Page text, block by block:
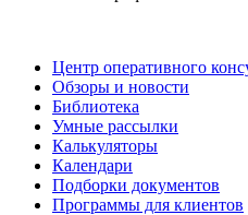
Центр оперативного
Обзоры и новости
Библиотека
Умные рассылки
Калькуляторы
Календари
Подборки документов
Программы для клиентов